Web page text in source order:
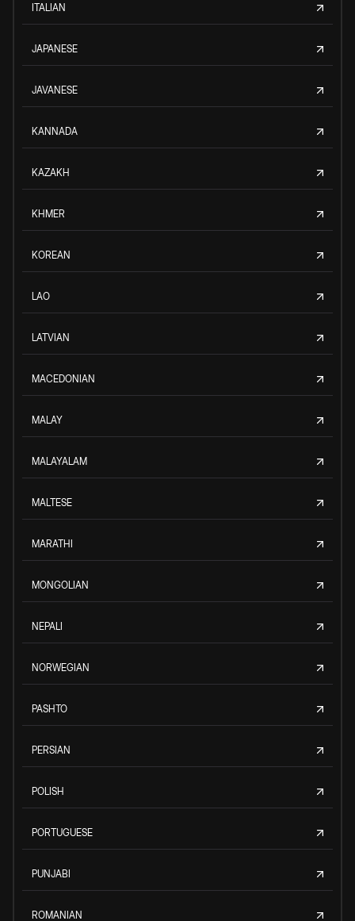
ITALIAN
JAPANESE
JAVANESE
KANNADA
KAZAKH
KHMER
KOREAN
LAO
LATVIAN
MACEDONIAN
MALAY
MALAYALAM
MALTESE
MARATHI
MONGOLIAN
NEPALI
NORWEGIAN
PASHTO
PERSIAN
POLISH
PORTUGUESE
PUNJABI
ROMANIAN